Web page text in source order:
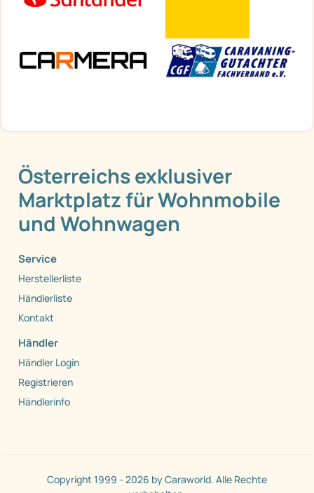
Österreichs exklusiver
Marktplatz für Wohnmobile
und Wohnwagen
Service
Herstellerliste
Händlerliste
Kontakt
Händler
Händler Login
Registrieren
Händlerinfo
Copyright 1999 - 2026 by Caraworld. Alle Rechte